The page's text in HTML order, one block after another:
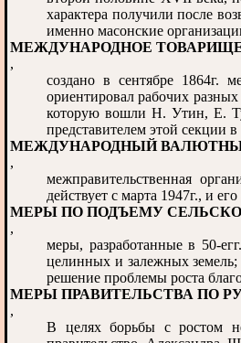
характера получили после
именно масонские
МЕЖДУНАРОДНОЕ
,
создано в сентябре 1864г.
ориентировал рабочих
которую вошли Н. Утин, Е.
представителем этой секции
МЕЖДУНАРОДНЫЙ
,
межправительственная
действует с марта 1947г., и
МЕРЫ ПО ПОДЪЕМУ
,
меры, разработанные в 50-
целинных и залежных
решение проблемы роста
МЕРЫ ПРАВИТЕЛЬСТВА ПО
,
В целях борьбы с ростом